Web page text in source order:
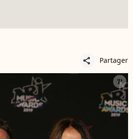
share Partager